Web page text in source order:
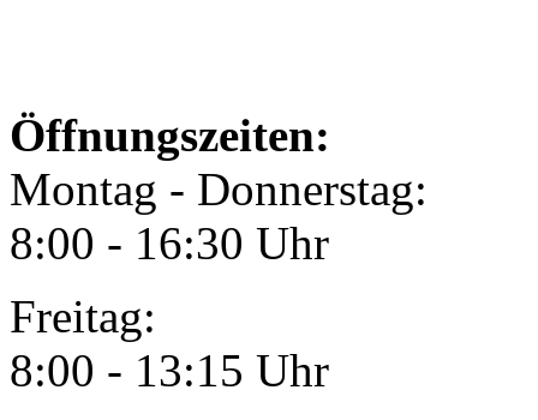
Öffnungszeiten:
Montag - Donnerstag:
8:00 - 16:30 Uhr
Freitag:
8:00 - 13:15 Uhr